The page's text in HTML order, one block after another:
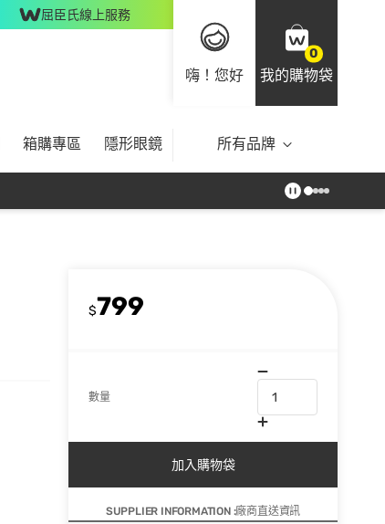
屈臣氏線上服務
嗨！您好
0
我的購物袋
箱購專區 隱形眼鏡 所有品牌
$799
數量
加入購物袋
SUPPLIER INFORMATION :廠商直送資訊